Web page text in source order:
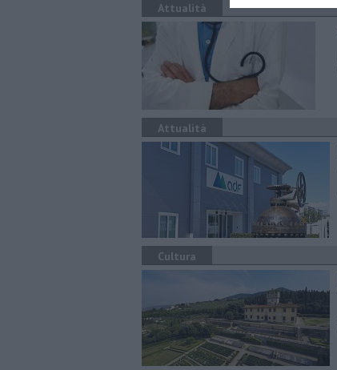
Attualità
Attualità
Cultura